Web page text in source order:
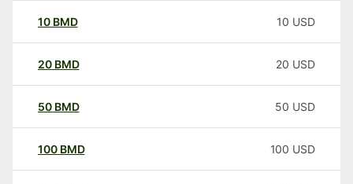
10 BMD 10 USD
20 BMD 20 USD
50 BMD 50 USD
100 BMD 100 USD